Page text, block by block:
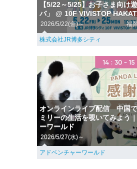
【5/22～5/25】お子さま向け
バ」 @ 10F VIVISTOP
2026/5/22(金)～ 福
株式会社JR博多シティ
オンラインライブ配信 中国
ミリーの生活を覗いてみよう
ーワールド
2026/5/27(水)～
アドベンチャーワールド